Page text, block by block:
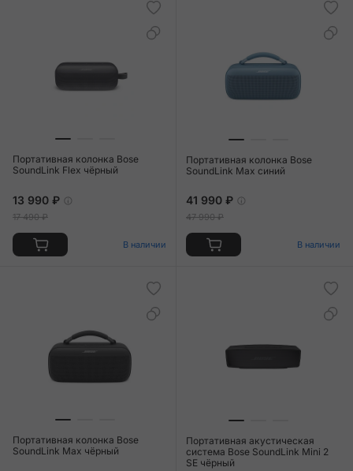
Портативная колонка Bose
SoundLink Flex чёрный
13 990 ₽
17 490 ₽
В наличии
Портативная колонка Bose
SoundLink Max синий
41 990 ₽
47 990 ₽
В наличии
Портативная колонка Bose
SoundLink Max чёрный
Портативная акустическая
система Bose SoundLink Mini 2
SE чёрный